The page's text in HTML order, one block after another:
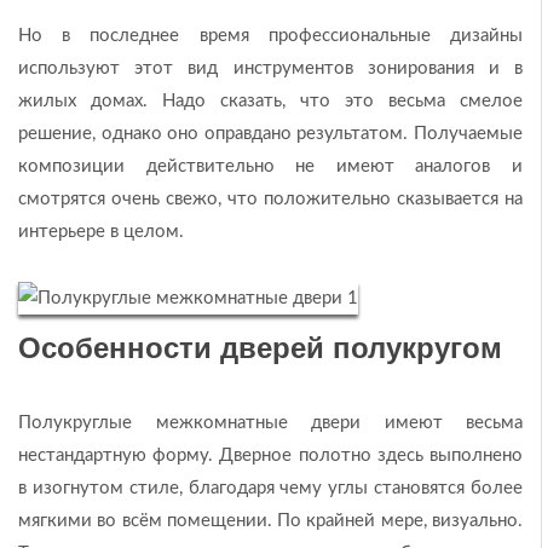
Но в последнее время профессиональные дизайны
используют этот вид инструментов зонирования и в
жилых домах. Надо сказать, что это весьма смелое
решение, однако оно оправдано результатом. Получаемые
композиции действительно не имеют аналогов и
смотрятся очень свежо, что положительно сказывается на
интерьере в целом.
Особенности дверей полукругом
Полукруглые межкомнатные двери имеют весьма
нестандартную форму. Дверное полотно здесь выполнено
в изогнутом стиле, благодаря чему углы становятся более
мягкими во всём помещении. По крайней мере, визуально.